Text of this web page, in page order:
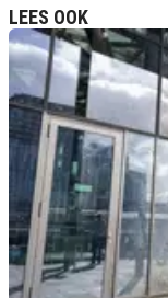
LEES OOK